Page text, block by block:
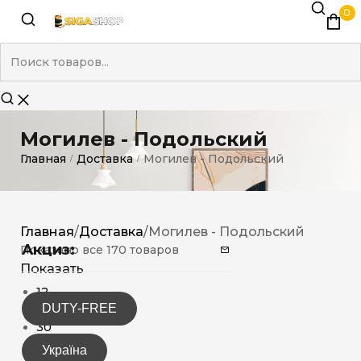
0
Могилев - Подольский
Главная / Доставка / Могилев - Подольский
Акциз:
DUTY-FREE
Україна
Главная/Доставка/Могилев - Подольский
Показано все 170 товаров
Показать
12
15
30